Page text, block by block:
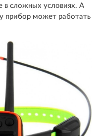
в сложных условиях. А
прибор может работать